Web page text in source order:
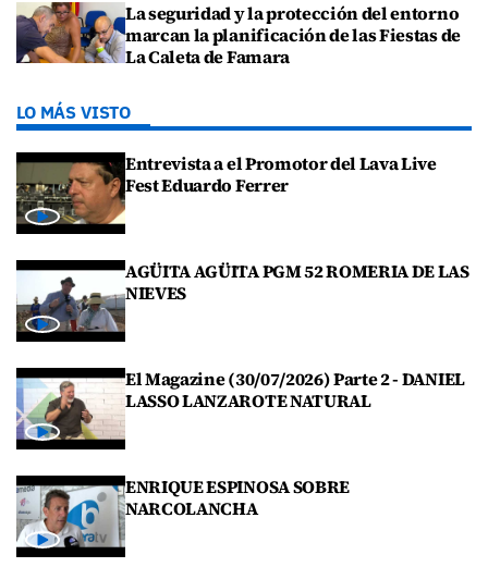
La seguridad y la protección del entorno
marcan la planificación de las Fiestas de
La Caleta de Famara
LO MÁS VISTO
Entrevista a el Promotor del Lava Live
Fest Eduardo Ferrer
AGÜITA AGÜITA PGM 52 ROMERIA DE LAS
NIEVES
El Magazine (30/07/2026) Parte 2 - DANIEL
LASSO LANZAROTE NATURAL
ENRIQUE ESPINOSA SOBRE
NARCOLANCHA